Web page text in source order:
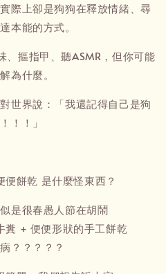
際上卻是狗狗在釋放情緒、尋
本能的方式。
、摳指甲、聽ASMR，但你可能
為什麼。
世界說：「我還記得自己是狗
！！」
餅乾 是什麼怪東西？
是很春愚人節在胡鬧
糞 + 便便形狀的手工餅乾
？？？？？